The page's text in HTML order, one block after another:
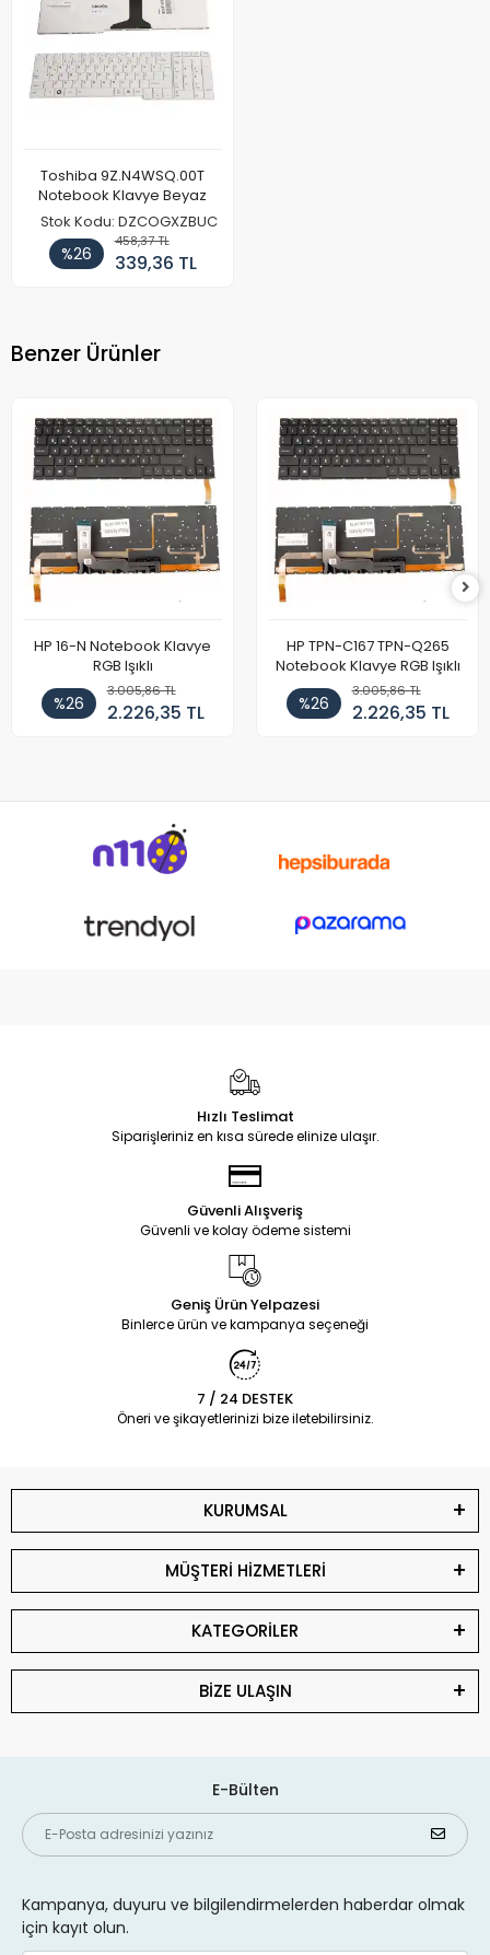
Toshiba 9Z.N4WSQ.00T
Notebook Klavye Beyaz
Stok Kodu: DZCOGXZBUC
%26
458,37 TL
339,36 TL
Benzer Ürünler
HP 16-N Notebook Klavye
RGB Işıklı
%26
3.005,86 TL
2.226,35 TL
HP TPN-C167 TPN-Q265
Notebook Klavye RGB Işıklı
%26
3.005,86 TL
2.226,35 TL
Hızlı Teslimat
Siparişleriniz en kısa sürede elinize ulaşır.
Güvenli Alışveriş
Güvenli ve kolay ödeme sistemi
Geniş Ürün Yelpazesi
Binlerce ürün ve kampanya seçeneği
7 / 24 DESTEK
Öneri ve şikayetlerinizi bize iletebilirsiniz.
KURUMSAL
MÜŞTERİ HİZMETLERİ
KATEGORİLER
BİZE ULAŞIN
E-Bülten
Kampanya, duyuru ve bilgilendirmelerden haberdar olmak
için kayıt olun.